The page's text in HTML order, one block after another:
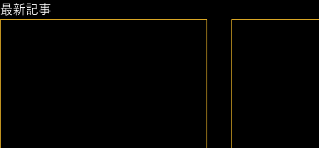
最新記事